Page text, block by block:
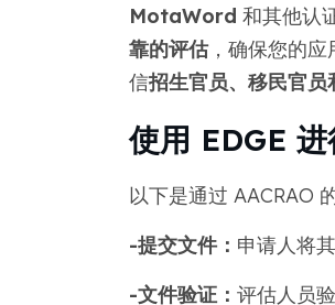
MotaWord 和其他认
靠的评估，确保您的应
信招生官员、移民官员
使用 EDGE
以下是通过 AACRAO
-提交文件： 申请人将
-文件验证： 评估人员